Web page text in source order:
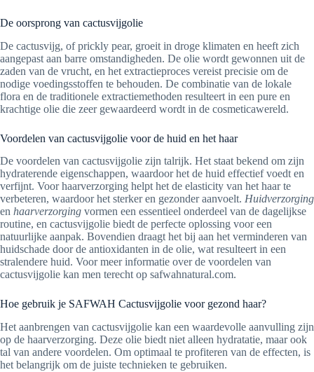
De oorsprong van cactusvijgolie
De cactusvijg, of prickly pear, groeit in droge klimaten en heeft zich
aangepast aan barre omstandigheden. De olie wordt gewonnen uit de
zaden van de vrucht, en het extractieproces vereist precisie om de
nodige voedingsstoffen te behouden. De combinatie van de lokale
flora en de traditionele extractiemethoden resulteert in een pure en
krachtige olie die zeer gewaardeerd wordt in de cosmeticawereld.
Voordelen van cactusvijgolie voor de huid en het haar
De voordelen van cactusvijgolie zijn talrijk. Het staat bekend om zijn
hydraterende eigenschappen, waardoor het de huid effectief voedt en
verfijnt. Voor haarverzorging helpt het de elasticity van het haar te
verbeteren, waardoor het sterker en gezonder aanvoelt. Huidverzorging
en haarverzorging vormen een essentieel onderdeel van de dagelijkse
routine, en cactusvijgolie biedt de perfecte oplossing voor een
natuurlijke aanpak. Bovendien draagt het bij aan het verminderen van
huidschade door de antioxidanten in de olie, wat resulteert in een
stralendere huid. Voor meer informatie over de voordelen van
cactusvijgolie kan men terecht op safwahnatural.com.
Hoe gebruik je SAFWAH Cactusvijgolie voor gezond haar?
Het aanbrengen van cactusvijgolie kan een waardevolle aanvulling zijn
op de haarverzorging. Deze olie biedt niet alleen hydratatie, maar ook
tal van andere voordelen. Om optimaal te profiteren van de effecten, is
het belangrijk om de juiste technieken te gebruiken.